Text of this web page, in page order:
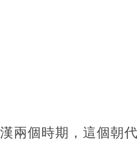
兩個時期，這個朝